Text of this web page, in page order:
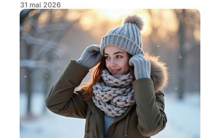
31 mai 2026